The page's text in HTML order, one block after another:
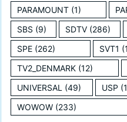
PARAMOUNT (1)
SBS (9) SDTV(286)
SPE (262) SVT1
TV2_DENMARK (12)
UNIVERSAL (49) USP
WOWOW (233)